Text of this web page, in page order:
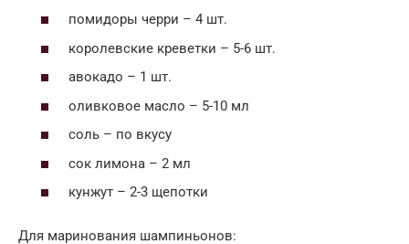
помидоры черри – 4 шт.
королевские креветки – 5-6 шт.
авокадо – 1 шт.
оливковое масло – 5-10 мл
соль – по вкусу
сок лимона – 2 мл
кунжут – 2-3 щепотки
Для маринования шампиньонов: